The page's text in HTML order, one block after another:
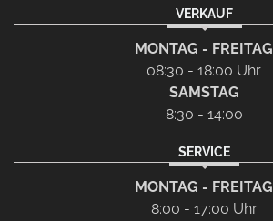
VERKAUF
MONTAG - FREITAG
08:30 - 18:00 Uhr
SAMSTAG
8:30 - 14:00
SERVICE
MONTAG - FREITAG
8:00 - 17:00 Uhr